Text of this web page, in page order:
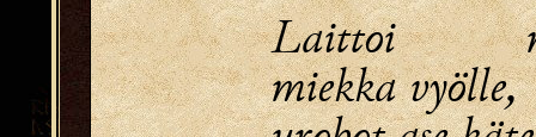
Laittoi
miekka vyölle,